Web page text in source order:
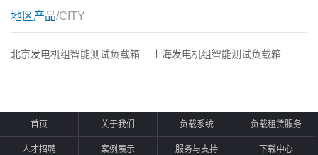
地区产品/CITY
北京发电机组智能测试负载箱 上海发电机组智能测试负载箱
首页 关于我们 负载系统 负载租赁服务
人才招聘 案例展示 服务与支持 下载中心